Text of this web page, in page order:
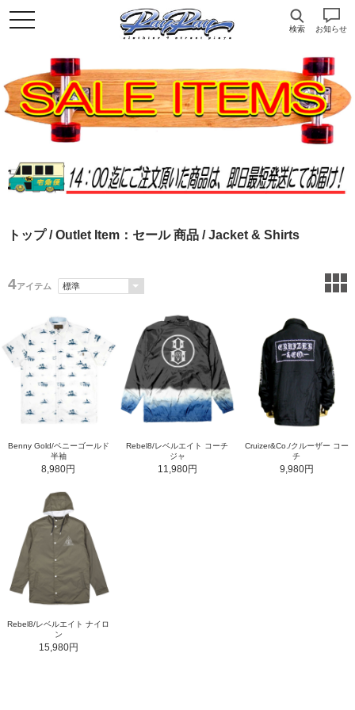
検索 お知らせ
トップ/Outlet Item：セール 商品 / Jacket & Shirts
4アイテム
Benny Gold/ベニーゴールド
半袖
8,980円
Rebel8/レベルエイト コーチ
ジャ
11,980円
Cruizer&Co./クルーザー コー
チ
9,980円
Rebel8/レベルエイト ナイロ
ン
15,980円